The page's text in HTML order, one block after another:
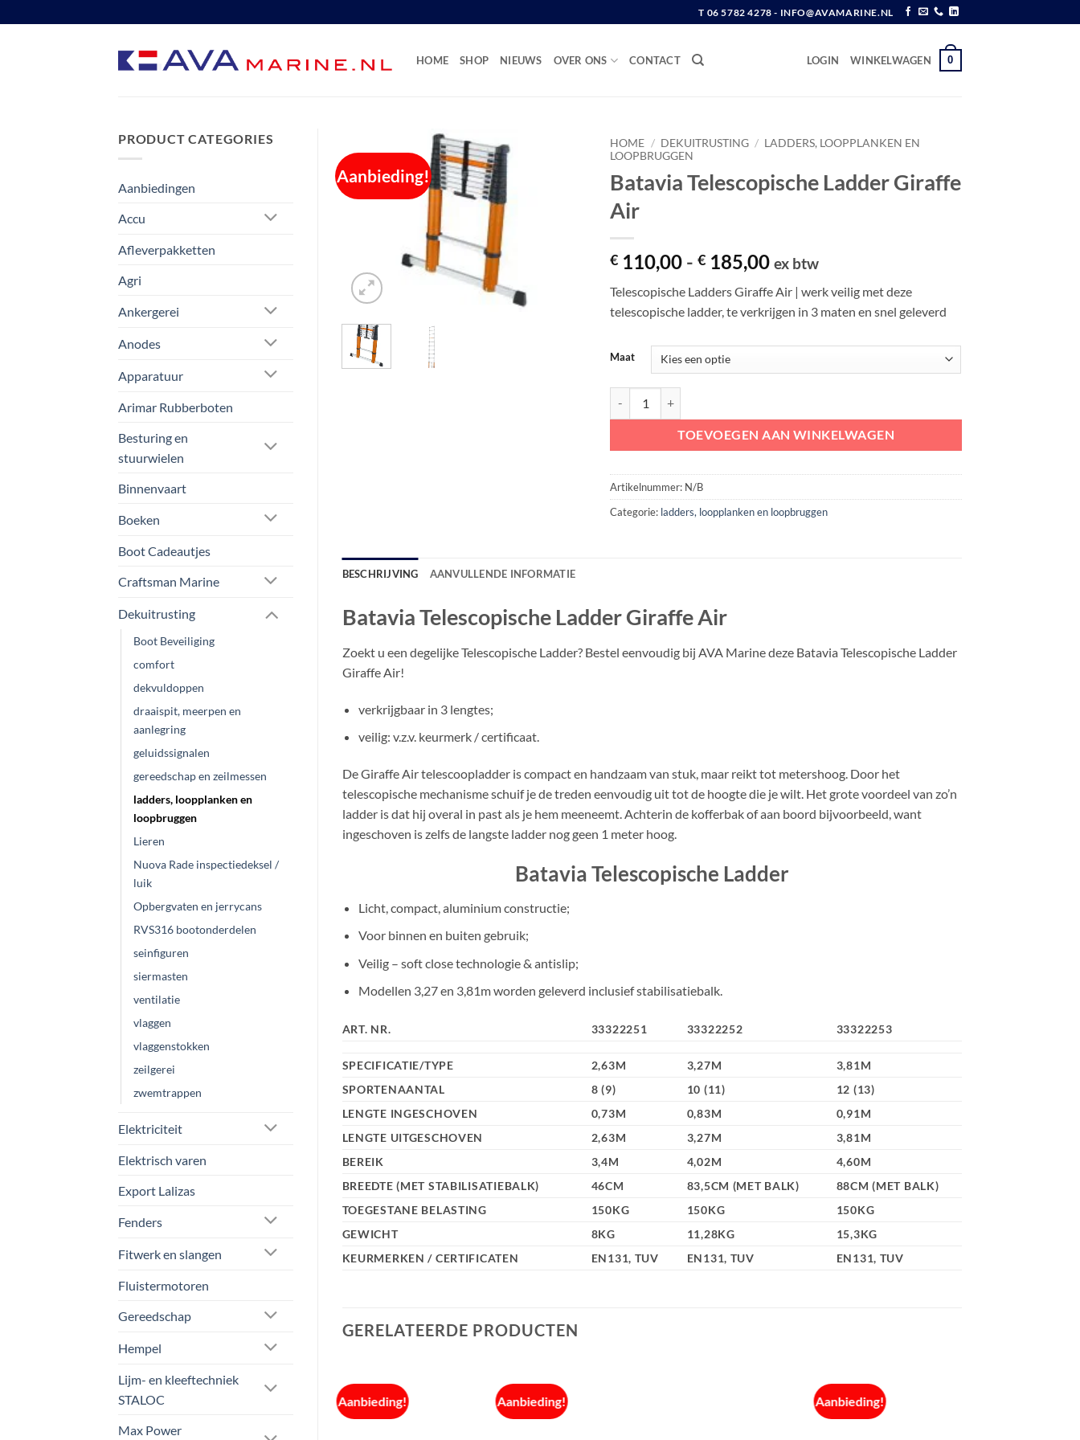
naar
T 06 5782 4278 - INFO@AVAMARINE.NL
HOME SHOP NIEUWS OVER ONS CONTACT LOGIN WINKELWAGEN 0
PRODUCT CATEGORIES
Aanbiedingen
Accu
Afleverpakketten
Agri
Ankergerei
Anodes
Apparatuur
Arimar Rubberboten
Besturing en
stuurwielen
Binnenvaart
Boeken
Boot Cadeautjes
Craftsman Marine
Dekuitrusting
Boot Beveiliging
comfort
dekvuldoppen
draaispit, meerpen en
aanlegring
geluidssignalen
gereedschap en zeilmessen
ladders, loopplanken en
loopbruggen
Lieren
Nuova Rade inspectiedeksel /
luik
Opbergvaten en jerrycans
RVS316 bootonderdelen
seinfiguren
siermasten
ventilatie
vlaggen
vlaggenstokken
zeilgerei
zwemtrappen
Elektriciteit
Elektrisch varen
Export Lalizas
Fenders
Fitwerk en slangen
Fluistermotoren
Gereedschap
Hempel
Lijm- en kleeftechniek
STALOC
Max Power
Aanbieding!
HOME / DEKUITRUSTING / LADDERS, LOOPPLANKEN EN
LOOPBRUGGEN
Batavia Telescopische Ladder Giraffe
Air
€ 110,00 - € 185,00Prijsklasse:
tot
€ 185,00
ex btw
Telescopische Ladders Giraffe Air | werk veilig met deze
telescopische ladder, te verkrijgen in 3 maten en snel geleverd
Maat
TOEVOEGEN AAN WINKELWAGEN
Artikelnummer: N/B
Categorie: ladders, loopplanken en loopbruggen
BESCHRIJVING AANVULLENDE INFORMATIE
Batavia Telescopische Ladder Giraffe Air
Zoekt u een degelijke Telescopische Ladder? Bestel eenvoudig bij AVA Marine deze Batavia Telescopische Ladder
Giraffe Air!
verkrijgbaar in 3 lengtes;
veilig: v.z.v. keurmerk / certificaat.
De Giraffe Air telescoopladder is compact en handzaam van stuk, maar reikt tot metershoog. Door het
telescopische mechanisme schuif je de treden eenvoudig uit tot de hoogte die je wilt. Het grote voordeel van zo’n
ladder is dat hij overal in past als je hem meeneemt. Achterin de kofferbak of aan boord bijvoorbeeld, want
ingeschoven is zelfs de langste ladder nog geen 1 meter hoog.
Batavia Telescopische Ladder
Licht, compact, aluminium constructie;
Voor binnen en buiten gebruik;
Veilig – soft close technologie & antislip;
Modellen 3,27 en 3,81m worden geleverd inclusief stabilisatiebalk.
ART. NR. 33322251 33322252 33322253
SPECIFICATIE/TYPE 2,63M 3,27M
3,81M
SPORTENAANTAL
8 (9) 10 (11)
12 (13)
LENGTE INGESCHOVEN
0,73M 0,83M
0,91M
LENGTE UITGESCHOVEN
2,63M 3,27M
3,81M
BEREIK
3,4M 4,02M
4,60M
BREEDTE (MET STABILISATIEBALK)
46CM 83,5CM (MET BALK)
88CM (MET BALK)
TOEGESTANE BELASTING
150KG 150KG
150KG
GEWICHT
8KG 11,28KG
15,3KG
KEURMERKEN / CERTIFICATEN
EN131, TUV EN131, TUV EN131, TUV
GERELATEERDE PRODUCTEN
Aanbieding! Aanbieding! Aanbieding!